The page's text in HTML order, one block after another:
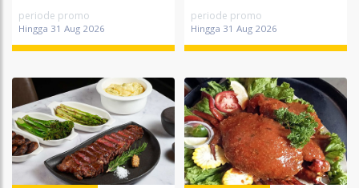
periode promo
Hingga 31 Aug 2026
periode promo
Hingga 31 Aug 2026